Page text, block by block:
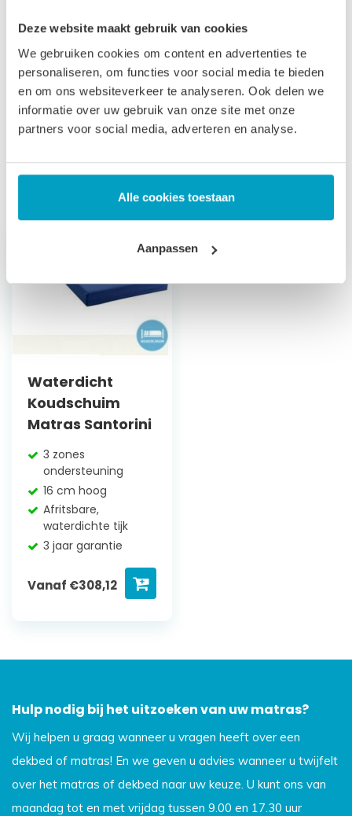
Deze website maakt gebruik van cookies
We gebruiken cookies om content en advertenties te
personaliseren, om functies voor social media te bieden
en om ons websiteverkeer te analyseren. Ook delen we
informatie over uw gebruik van onze site met onze
partners voor social media, adverteren en analyse.
Alle cookies toestaan
Aanpassen
Let op , door het flexibele materiaal, kunnen matrassen tot
2% afwijken in afmeting. Maatwerk matrassen zijn niet
direct leverbaar, de productie kost 3-4 weken tijd. Voor onze
voorwaarden betreft maatwerk matrassen verwijzen wij u
naar onze
algemene voorwaarden
Gerelateerde producten
Waterdicht
Koudschuim
Matras Santorini
3 zones
ondersteuning
16 cm hoog
Afritsbare,
waterdichte tijk
3 jaar garantie
Vanaf €308,12
Hulp nodig bij het uitzoeken van uw matras?
Wij helpen u graag wanneer u vragen heeft over een
dekbed of matras! En we geven u advies wanneer u twijfelt
over het matras of dekbed naar uw keuze. U kunt ons van
maandag tot en met vrijdag tussen 9.00 en 17.30 uur